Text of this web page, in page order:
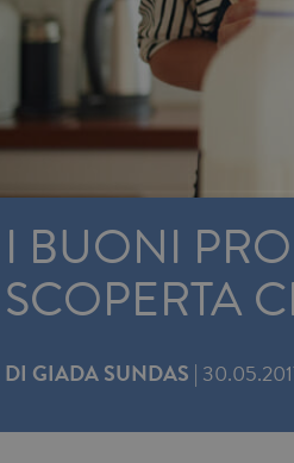
I BUONI
SCOPERTA
DI GIADA SUNDAS |